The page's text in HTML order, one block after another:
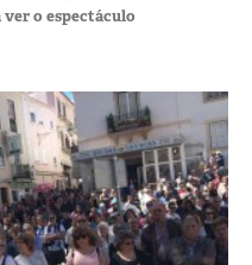
o espectáculo